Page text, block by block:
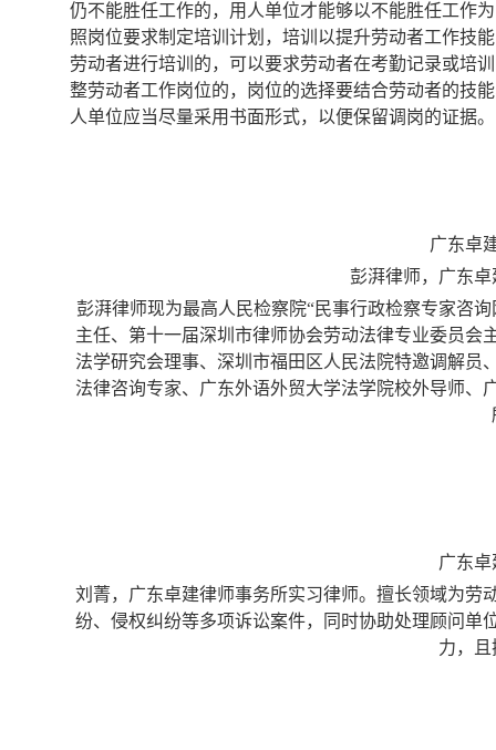
仍不能胜任工作的，用人单位才能够以不能胜任工作
照岗位要求制定培训计划，培训以提升劳动者工作技
劳动者进行培训的，可以要求劳动者在考勤记录或培
整劳动者工作岗位的，岗位的选择要结合劳动者的技
人单位应当尽量采用书面形式，以便保留调岗的证据。
广东卓
彭湃律师，广东
彭湃律师现为最高人民检察院“民事行政检察专家咨
主任、第十一届深圳市律师协会劳动法律专业委员
法学研究会理事、深圳市福田区人民法院特邀调解
法律咨询专家、广东外语外贸大学法学院校外导师
广东
刘菁，广东卓建律师事务所实习律师。擅长领域为劳
纷、侵权纠纷等多项诉讼案件，同时协助处理顾问单
力，